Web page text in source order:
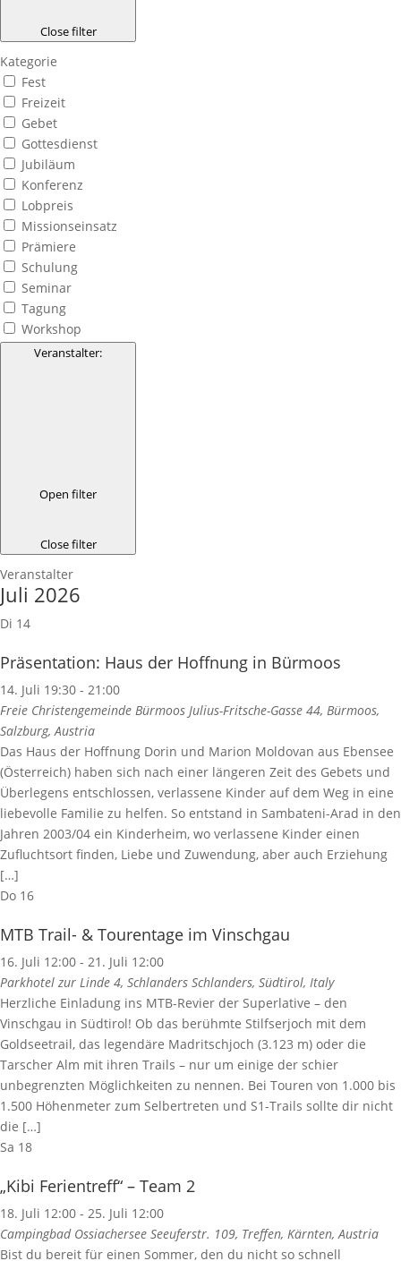
Close filter
Kategorie
Fest
Freizeit
Gebet
Gottesdienst
Jubiläum
Konferenz
Lobpreis
Missionseinsatz
Prämiere
Schulung
Seminar
Tagung
Workshop
Veranstalter:
Open filter
Close filter
Veranstalter
Juli 2026
Di 14
Präsentation: Haus der Hoffnung in Bürmoos
14. Juli 19:30 - 21:00
Freie Christengemeinde Bürmoos Julius-Fritsche-Gasse 44, Bürmoos,
Salzburg, Austria
Das Haus der Hoffnung Dorin und Marion Moldovan aus Ebensee
(Österreich) haben sich nach einer längeren Zeit des Gebets und
Überlegens entschlossen, verlassene Kinder auf dem Weg in eine
liebevolle Familie zu helfen. So entstand in Sambateni-Arad in den
Jahren 2003/04 ein Kinderheim, wo verlassene Kinder einen
Zufluchtsort finden, Liebe und Zuwendung, aber auch Erziehung
[…]
Do 16
MTB Trail- & Tourentage im Vinschgau
16. Juli 12:00 - 21. Juli 12:00
Parkhotel zur Linde 4, Schlanders Schlanders, Südtirol, Italy
Herzliche Einladung ins MTB-Revier der Superlative – den
Vinschgau in Südtirol! Ob das berühmte Stilfserjoch mit dem
Goldseetrail, das legendäre Madritschjoch (3.123 m) oder die
Tarscher Alm mit ihren Trails – nur um einige der schier
unbegrenzten Möglichkeiten zu nennen. Bei Touren von 1.000 bis
1.500 Höhenmeter zum Selbertreten und S1-Trails sollte dir nicht
die […]
Sa 18
„Kibi Ferientreff“ – Team 2
18. Juli 12:00 - 25. Juli 12:00
Campingbad Ossiachersee Seeuferstr. 109, Treffen, Kärnten, Austria
Bist du bereit für einen Sommer, den du nicht so schnell